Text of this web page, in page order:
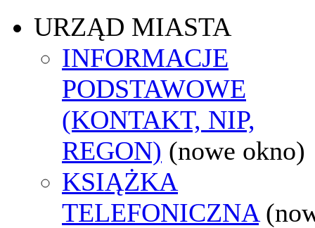
URZĄD MIASTA
INFORMACJE
PODSTAWOWE
(KONTAKT, NIP,
REGON) (nowe okno)
KSIĄŻKA
TELEFONICZNA